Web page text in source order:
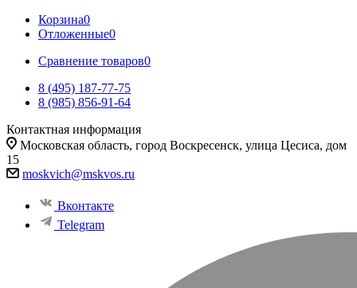
Корзина0
Отложенные0
Сравнение товаров0
8 (495) 187-77-75
8 (985) 856-91-64
Контактная информация
Московская область, город Воскресенск, улица Цесиса, дом
15
moskvich@mskvos.ru
Вконтакте
Telegram